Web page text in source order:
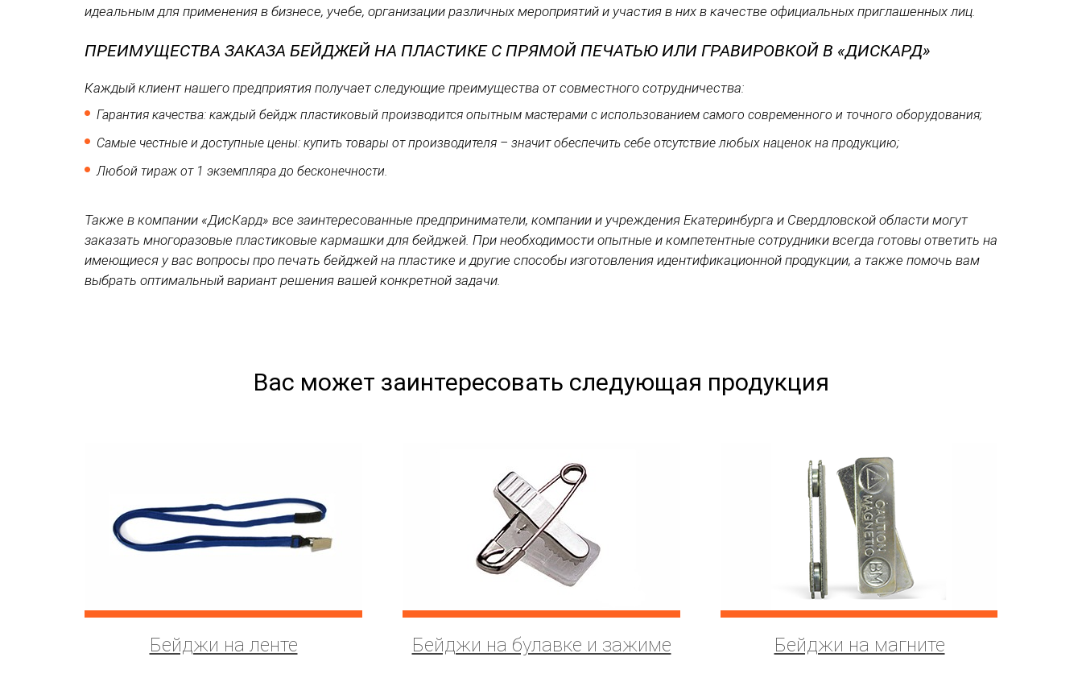
идеальным для применения в бизнесе, учебе, организации различных мероприятий и участия в них в качестве официальных приглашенных лиц.
ПРЕИМУЩЕСТВА ЗАКАЗА БЕЙДЖЕЙ НА ПЛАСТИКЕ С ПРЯМОЙ ПЕЧАТЬЮ ИЛИ ГРАВИРОВКОЙ В «ДИСКАРД»
Каждый клиент нашего предприятия получает следующие преимущества от совместного сотрудничества:
Гарантия качества: каждый бейдж пластиковый производится опытным мастерами с использованием самого современного и точного оборудования;
Самые честные и доступные цены: купить товары от производителя – значит обеспечить себе отсутствие любых наценок на продукцию;
Любой тираж от 1 экземпляра до бесконечности.
Также в компании «ДисКард» все заинтересованные предприниматели, компании и учреждения Екатеринбурга и Свердловской области могут
заказать многоразовые пластиковые кармашки для бейджей. При необходимости опытные и компетентные сотрудники всегда готовы ответить на
имеющиеся у вас вопросы про печать бейджей на пластике и другие способы изготовления идентификационной продукции, а также помочь вам
выбрать оптимальный вариант решения вашей конкретной задачи.
Вас может заинтересовать следующая продукция
Бейджи на ленте Бейджи на булавке и зажиме Бейджи на магните